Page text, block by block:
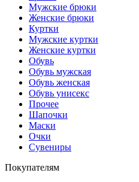
Мужские брюки
Женские брюки
Куртки
Мужские куртки
Женские куртки
Обувь
Обувь мужская
Обувь женская
Обувь унисекс
Прочее
Шапочки
Маски
Очки
Сувениры
Покупателям